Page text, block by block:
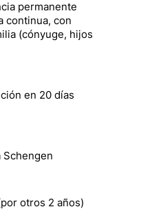
permanente
continua, con
(cónyuge, hijos
en 20 días
Schengen
otros 2 años)